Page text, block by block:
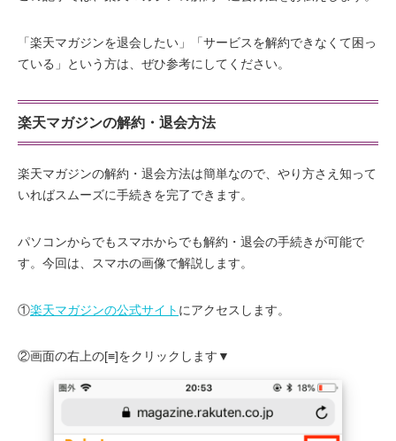
「楽天マガジンを退会したい」「サービスを解約できなくて困っ
ている」という方は、ぜひ参考にしてください。
楽天マガジンの解約・退会方法
楽天マガジンの解約・退会方法は簡単なので、やり方さえ知って
いればスムーズに手続きを完了できます。
パソコンからでもスマホからでも解約・退会の手続きが可能で
す。今回は、スマホの画像で解説します。
①楽天マガジンの公式サイト にアクセスします。
②画面の右上の[≡]をクリックします▼